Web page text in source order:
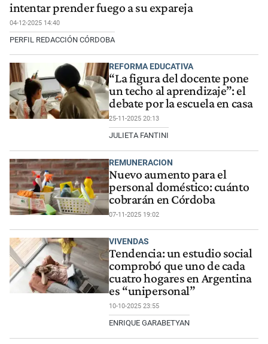
intentar prender fuego a su expareja
04-12-2025 14:40
PERFIL REDACCIÓN CÓRDOBA
REFORMA EDUCATIVA
“La figura del docente pone
un techo al aprendizaje”: el
debate por la escuela en casa
25-11-2025 20:13
JULIETA FANTINI
REMUNERACION
Nuevo aumento para el
personal doméstico: cuánto
cobrarán en Córdoba
07-11-2025 19:02
VIVENDAS
Tendencia: un estudio social
comprobó que uno de cada
cuatro hogares en Argentina
es “unipersonal”
10-10-2025 23:55
ENRIQUE GARABETYAN